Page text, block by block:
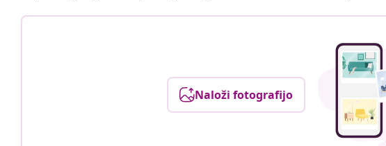
Naloži fotografijo